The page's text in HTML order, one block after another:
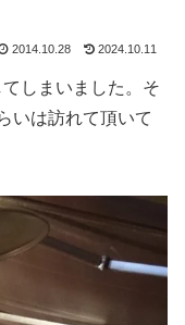
2014.10.28 2024.10.11
しまいました。そ
いは訪れて頂いて